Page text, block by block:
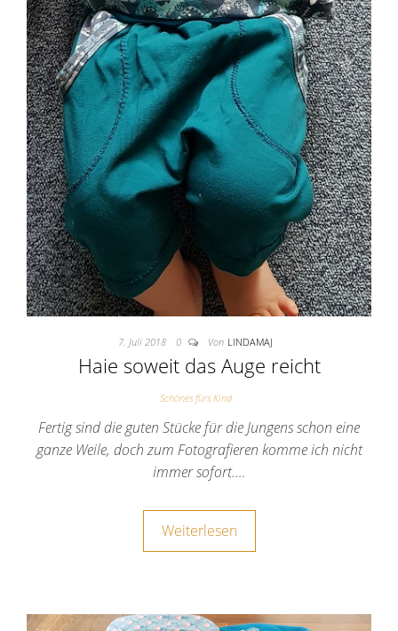
7. Juli 2018 0 Von LINDAMAJ
Haie soweit das Auge reicht
Schönes fürs Kind
Fertig sind die guten Stücke für die Jungens schon eine
ganze Weile, doch zum Fotografieren komme ich nicht
immer sofort.…
Weiterlesen